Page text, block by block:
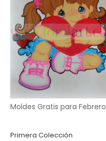
Moldes Gratis para Febrero
Primera Colección